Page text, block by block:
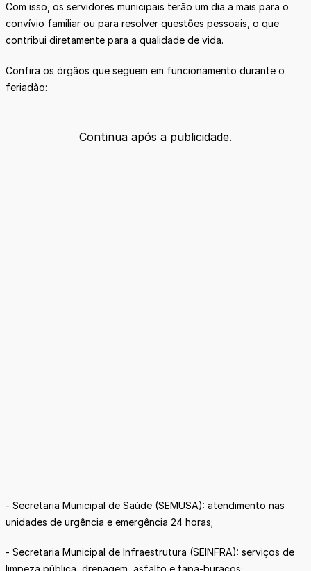
Com isso, os servidores municipais terão um dia a mais para o
convívio familiar ou para resolver questões pessoais, o que
contribui diretamente para a qualidade de vida.
Confira os órgãos que seguem em funcionamento durante o
feriadão:
Continua após a publicidade.
- Secretaria Municipal de Saúde (SEMUSA): atendimento nas
unidades de urgência e emergência 24 horas;
- Secretaria Municipal de Infraestrutura (SEINFRA): serviços de